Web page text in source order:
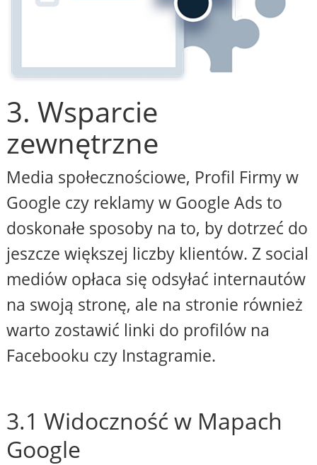
3. Wsparcie
zewnętrzne
Media społecznościowe, Profil Firmy w
Google czy reklamy w Google Ads to
doskonałe sposoby na to, by dotrzeć do
jeszcze większej liczby klientów. Z social
mediów opłaca się odsyłać internautów
na swoją stronę, ale na stronie również
warto zostawić linki do profilów na
Facebooku czy Instagramie.
3.1 Widoczność w Mapach
Google